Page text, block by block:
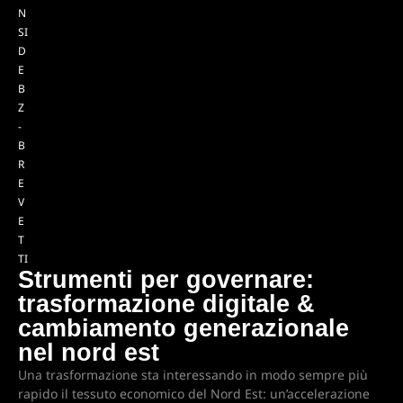
N
SI
D
E
B
Z
-
B
R
E
V
E
T
TI
Strumenti per governare:
trasformazione digitale &
cambiamento generazionale
nel nord est
Una trasformazione sta interessando in modo sempre più
rapido il tessuto economico del Nord Est: un’accelerazione